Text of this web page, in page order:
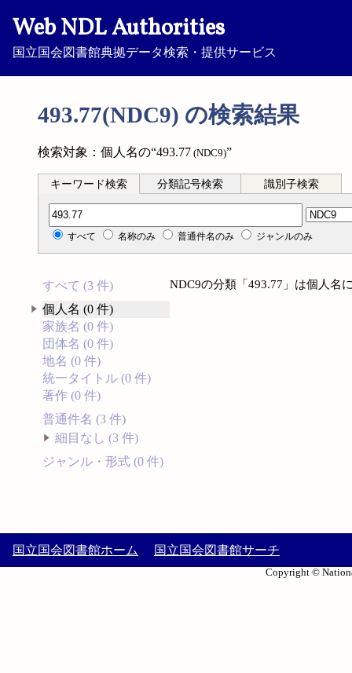
Web NDL Authorities
国立国会図書館典拠データ検索・提供サービス
493.77(NDC9) の検索結果
検索対象：個人名の“493.77 (NDC9)”
キーワード検索 分類記号検索 識別子検索
分類記号検索
すべて 名称のみ 普通件名のみ ジャンルのみ
すべて (3 件)
個人名 (0 件)
家族名 (0 件)
団体名 (0 件)
地名 (0 件)
統一タイトル (0 件)
著作 (0 件)
普通件名 (3 件)
細目なし (3 件)
ジャンル・形式 (0 件)
NDC9の分類「493.77」は個人名
国立国会図書館ホーム 国立国会図書館サーチ
Copyright ©